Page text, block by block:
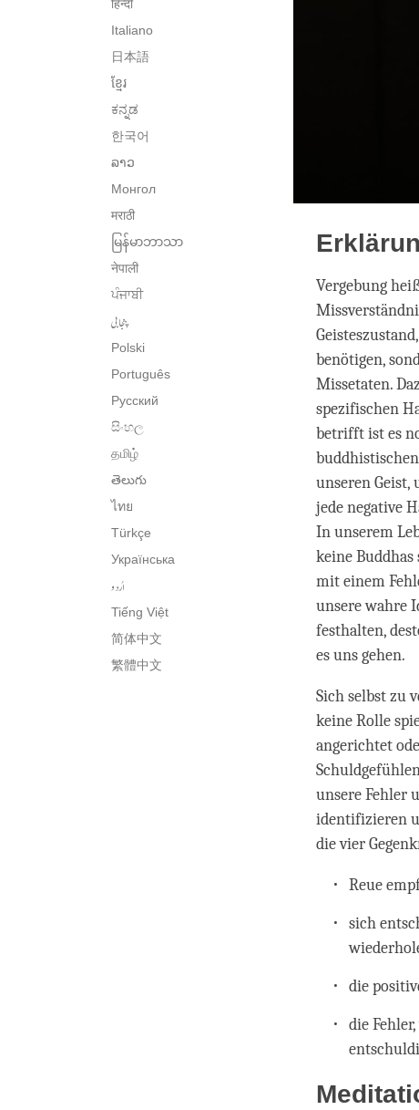
हिन्दी
Italiano
日本語
ខ្មែរ
ಕನ್ನಡ
한국어
ລາວ
Монгол
मराठी
မြန်မာဘာသာ
नेपाली
ਪੰਜਾਬੀ
پنجابی
Polski
Português
Русский
සිංහල
தமிழ்
తెలుగు
ไทย
Türkçe
Українська
اُردو
Tiếng Việt
简体中文
繁體中文
Vergebung
benötigen,
Missetaten.
spezifischen
betrifft ist es
unseren Geist,
jede negative
In unserem
keine
mit einem
unsere wahre
festhalten,
es uns gehen.
Sich selbst zu
keine Rolle
angerichtet
unsere Fehler
identifizieren
die vier
Reue
sich
die
die